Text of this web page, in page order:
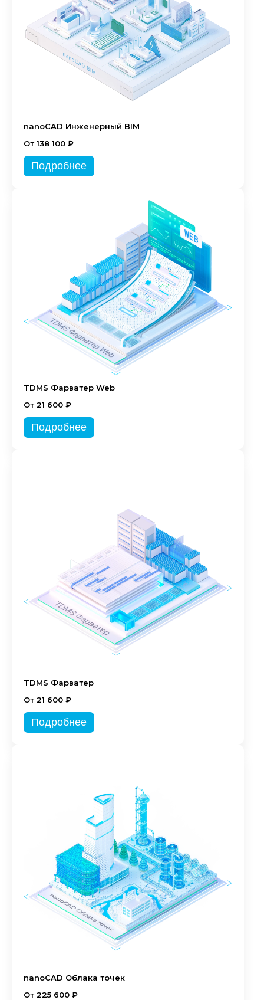
nanoCAD Инженерный BIM
От 138 100 ₽
Подробнее
TDMS Фарватер Web
От 21 600 ₽
Подробнее
TDMS Фарватер
От 21 600 ₽
Подробнее
nanoCAD Облака точек
От 225 600 ₽